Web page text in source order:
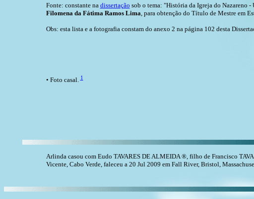
Fonte: constante na dissertação sob o tema: "História da Igreja do Nazareno
Filomena da Fátima Ramos Lima , para obtenção do Título de Mestre em
Obs: esta lista e a fotografia constam do anexo 2 na página 102 desta
• Foto casal.1
Arlinda casou com Eudo TAVARES DE ALMEIDA ®, filho de Francisco
Vicente, Cabo Verde, faleceu a 20 Jul 2009 em Fall River, Bristol,